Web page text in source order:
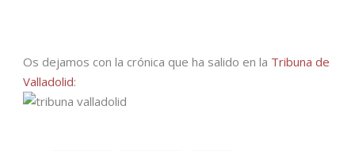
Os dejamos con la crónica que ha salido en la Tribuna de
Valladolid: